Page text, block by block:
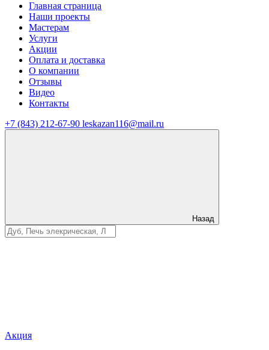
Главная страница
Наши проекты
Мастерам
Услуги
Акции
Оплата и доставка
О компании
Отзывы
Видео
Контакты
+7 (843) 212-67-90 leskazan116@mail.ru
Назад
Акция